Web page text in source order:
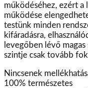
működéséhez, ezért
működése
testünk minden
kifáradásra,
levegőben lévő
szintje csak tovább
Nincsenek
100% természetes